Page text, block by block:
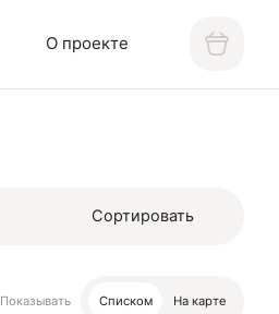
О проекте
Сортировать
Показывать Списком На карте